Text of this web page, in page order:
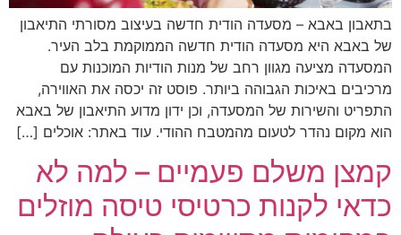
בתאבון באבא – מסעדה הודית חדשה בעיצוב מסורתי התיאבון
של באבא היא מסעדה הודית חדשה הממוקמת בלב העיר.
המסעדה מציעה מגוון רחב של מנות הודיות המוכנות עם
מרכיבים באיכות הגבוהה ביותר. פוסט זה יכסה את האווירה,
התפריט והשירות של המסעדה, וכן ידון מדוע התיאבון של באבא
הוא מקום נהדר לטעום מהמטבח ההודי. עוד באתר: אוכלים […]
קמצן משלם פעמיים – למה לא
כדאי לקנות כרטיסי טיסה מוזלים